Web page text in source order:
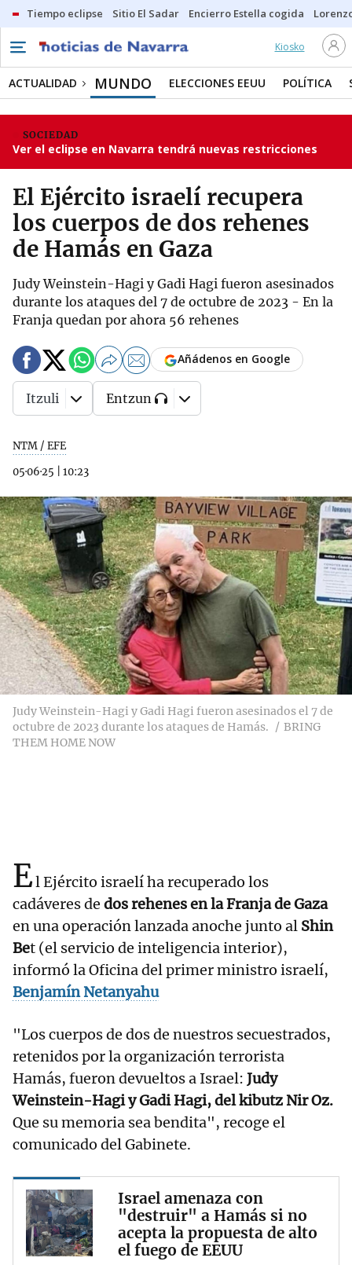
Tiempo eclipse Sitio El Sadar Encierro Estella cogida
Kiosko
ACTUALIDAD MUNDO ELECCIONES EEUU POLÍTICA
SOCIEDAD
Ver el eclipse en Navarra tendrá nuevas restricciones
El Ejército israelí recupera
los cuerpos de dos rehenes
de Hamás en Gaza
Judy Weinstein-Hagi y Gadi Hagi fueron asesinados
durante los ataques del 7 de octubre de 2023 - En la
Franja quedan por ahora 56 rehenes
NTM / EFE
05·06·25
10:23
Añádenos en Google
Itzuli Entzun
Judy Weinstein-Hagi y Gadi Hagi fueron asesinados el 7 de
octubre de 2023 durante los ataques de Hamás.
BRING
THEM HOME NOW
El Ejército israelí ha recuperado los
cadáveres de dos rehenes en la Franja de Gaza
en una operación lanzada anoche junto al Shin
Bet (el servicio de inteligencia interior),
informó la Oficina del primer ministro israelí,
Benjamín Netanyahu
"Los cuerpos de dos de nuestros secuestrados,
retenidos por la organización terrorista
Hamás, fueron devueltos a Israel: Judy
Weinstein-Hagi y Gadi Hagi, del kibutz Nir Oz.
Que su memoria sea bendita", recoge el
comunicado del Gabinete.
Israel amenaza con
"destruir" a Hamás si no
acepta la propuesta de alto
el fuego de EEUU